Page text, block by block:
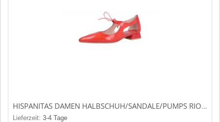
HISPANITAS DAMEN HALBSCHUH/SANDALE/PUMPS RIO V24 SCARLETT SCARLETT (ORANGE) HV243444SCARLETT
Lieferzeit: 3-4 Tage